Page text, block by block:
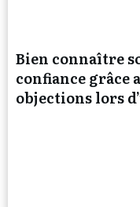
Bien connaître
confiance grâce
objections lors